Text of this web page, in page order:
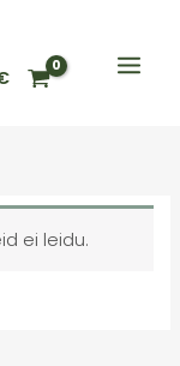
ei leidu.